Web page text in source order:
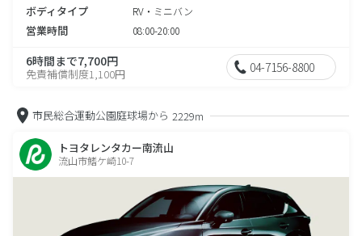
ボディタイプ RV・ミニバン
営業時間 08:00-20:00
6時間まで7,700円
免責補償制度1,100円 04-7156-8800
市民総合運動公園庭球場から 2229m
トヨタレンタカー南流山
流山市鰭ケ崎10-7